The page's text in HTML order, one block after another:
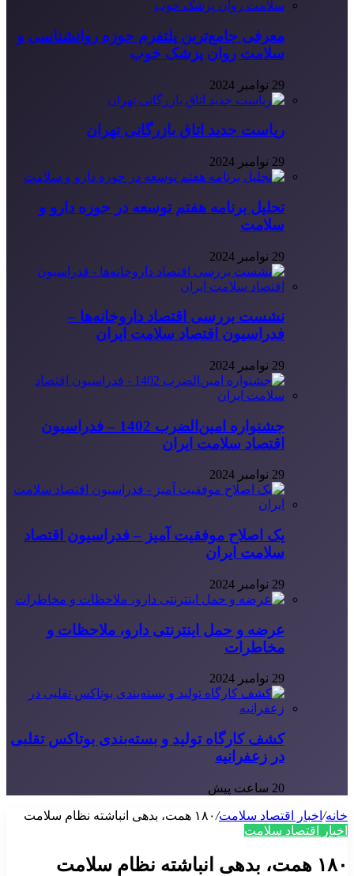
معرفی جامع‌ترین پلتفرم حوزه روانشناسی و
سلامت روان پزشک خوب
29 نوامبر 2024
ریاست جدید اتاق بازرگانی تهران
29 نوامبر 2024
تحلیل برنامه هفتم توسعه در حوزه دارو و
سلامت
29 نوامبر 2024
نشست بررسی اقتصاد داروخانه‌ها –
فدراسیون اقتصاد سلامت ایران
29 نوامبر 2024
جشنواره امین‌الضرب 1402 – فدراسیون
اقتصاد سلامت ایران
29 نوامبر 2024
یک اصلاح موفقیت آمیز – فدراسیون اقتصاد
سلامت ایران
29 نوامبر 2024
عرضه و حمل اینترنتی دارو، ملاحظات و
مخاطرات
29 نوامبر 2024
کشف کارگاه تولید و بسته‌بندی بوتاکس تقلبی
در زعفرانیه
20 ساعت پیش
خانه/ اخبار اقتصاد سلامت/۱۸۰ همت، بدهی انباشته نظام سلامت
اخبار اقتصاد سلامت
۱۸۰ همت، بدهی انباشته نظام سلامت